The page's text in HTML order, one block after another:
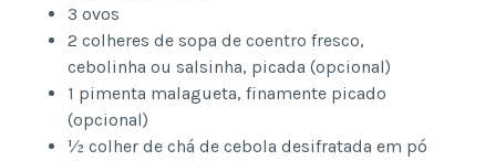
3 ovos
2 colheres de sopa de coentro fresco,
cebolinha ou salsinha, picada (opcional)
1 pimenta malagueta, finamente picado
(opcional)
½ colher de chá de cebola desifratada em pó